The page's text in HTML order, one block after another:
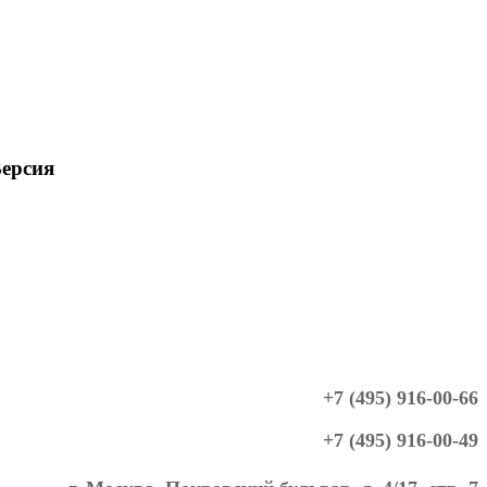
+7 (495) 916-00-66
+7 (495) 916-00-49